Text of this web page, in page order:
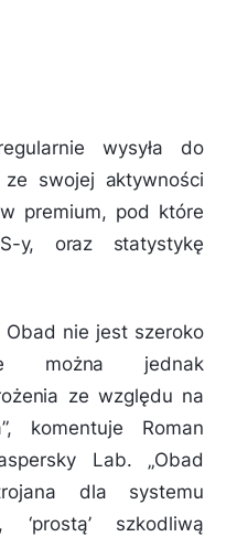
wysyła do
swojej aktywności
premium, pod które
y, oraz statystykę
nie jest szeroko
można jednak
ze względu na
”, komentuje Roman
Lab. „Obad
dla systemu
szkodliwą